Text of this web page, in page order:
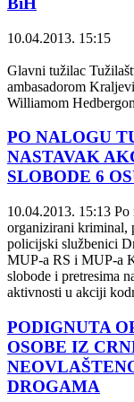
10.04.2013. 15:15
Glavni tužilac
ambasadorom
Williamom
PO NALOGU
NASTAVAK
SLOBODE 6
10.04.2013. 15:13 Po
organizirani kriminal,
policijski službenici
MUP-a RS i MUP-a
slobode i pretresima
aktivnosti u akciji
PODIGNUTA
OSOBE IZ
DROGAMA